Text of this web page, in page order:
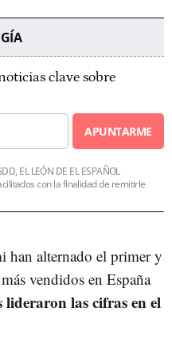
clave sobre
APUNTARME
EL LEÓN DE EL ESPAÑOL
con la finalidad de remitirle
han alternado el primer y
vendidos en España
lideraron las cifras en el